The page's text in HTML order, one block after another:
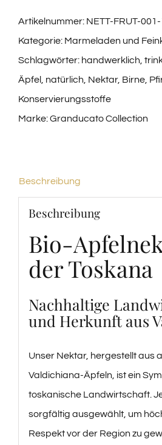
Borgunto
–
100%
Frutta
Toscana
|
Menge
Artikelnummer: NETT-FRUT-
Kategorie: Marmeladen und
Schlagwörter: handwerklich
Äpfel natürlich Nektar, Birne
Konservierungsstoffe
Marke:Granducato Collection
Beschreibung
Beschreibung
Bio-
der Toskana
Nachhaltige
und Herkunft aus
Unser Nektar, hergestellt aus
Valdichiana-Äpfeln, ist ein
toskanische Landwirtschaft.
sorgfältig ausgewählt, um
Respekt vor der Region zu